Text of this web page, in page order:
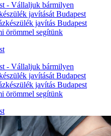
- Vállaljuk bármilyen
javítását Budapest
javítás Budapest
örömmel segítünk
- Vállaljuk bármilyen
javítását Budapest
javítás Budapest
örömmel segítünk